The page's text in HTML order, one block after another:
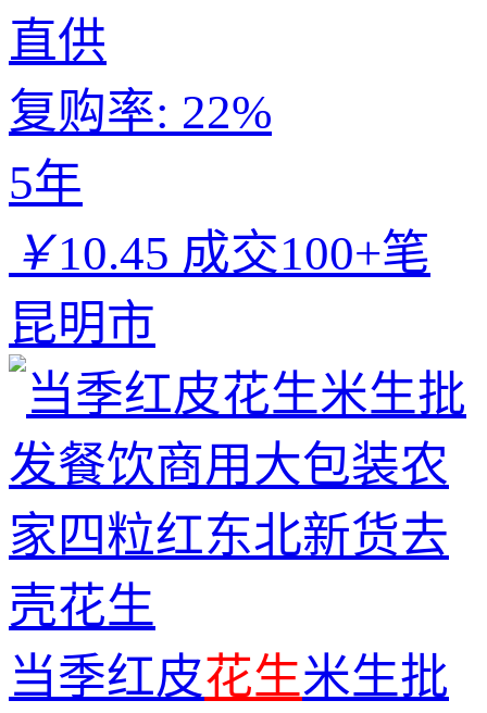
直供
复购率: 22%
5年
￥10.45 成交100+笔
昆明市
当季红皮花生米生批